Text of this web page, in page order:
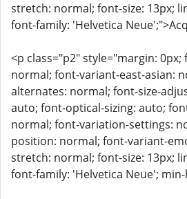
stretch: normal; font-size: 13px;
font-family: 'Helvetica
<p class="p2" style="margin:
normal; font-variant-east-asian:
alternates: normal; font-size-
auto; font-optical-sizing: auto;
normal; font-variation-settings:
position: normal; font-variant-
stretch: normal; font-size: 13px;
font-family: 'Helvetica Neue';